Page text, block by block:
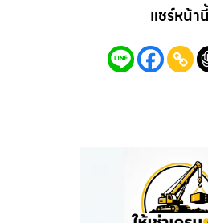
แชร์หน้านี้